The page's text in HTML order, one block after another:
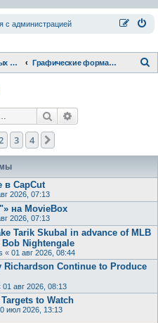
с администрацией
Вскрытие игровых ресурсов Графические форматы
Поиск
3 4
в CapCut
2026, 07:13
на MovieBox
2026, 07:13
Tarik Skubal in advance of MLB
Nightengale
« 01 авг 2026, 08:44
Richardson Continue to Produce
01 авг 2026, 08:13
to Watch
июл 2026, 13:13